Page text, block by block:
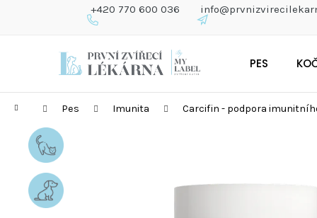
+420 770 600 036
PES
Domů Pes Imunita Carcifin - podpora
obchodu
obchodu